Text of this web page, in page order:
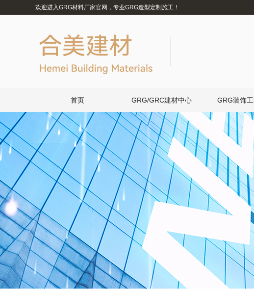
欢迎进入GRG材料厂家官网，专业GRG造型定制施工！
首页 GRG/GRC建材中心 GRG装饰